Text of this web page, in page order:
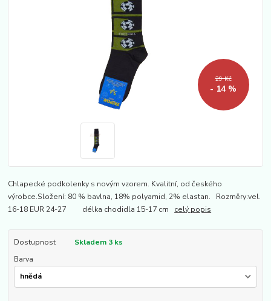
29 Kč
- 14 %
Chlapecké podkolenky s novým vzorem. Kvalitní, od českého
výrobce.Složení: 80 % bavlna, 18% polyamid, 2% elastan. Rozměry:vel.
16-18 EUR 24-27 délka chodidla 15-17 cm celý popis
Dostupnost
Skladem 3 ks
Barva